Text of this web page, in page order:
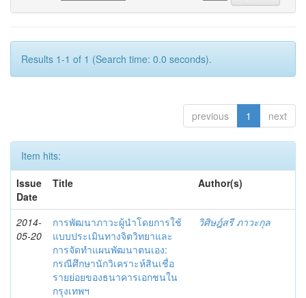
Results 1-1 of 1 (Search time: 0.0 seconds).
previous 1 next
Item hits:
Issue
Date
Title Author(s)
2014-
05-20
การพัฒนาภาวะผู้นำโดยการใช้
แบบประเมินทางจิตวิทยาและ
การจัดทำแผนพัฒนาตนเอง:
กรณีศึกษานักวิเคราะห์สินเชื่อ
รายย่อยของธนาคารเอกชนใน
กรุงเทพฯ
วิศิษฎ์สรี ภาวะกุล